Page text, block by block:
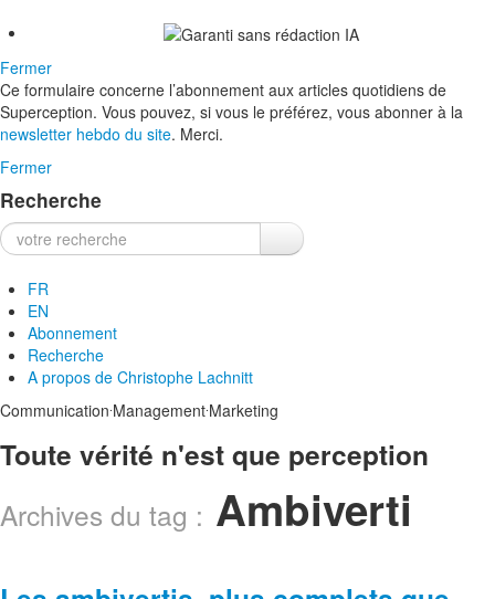
Fermer
Ce formulaire concerne l’abonnement aux articles quotidiens de
Superception. Vous pouvez, si vous le préférez, vous abonner à la
newsletter hebdo du site. Merci.
Fermer
Recherche
Recherche :
FR
EN
Abonnement
Recherche
A propos de Christophe Lachnitt
Communication Management Marketing
Toute vérité n'est que perception
Archives du tag : Ambiverti